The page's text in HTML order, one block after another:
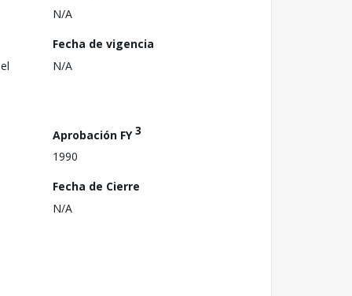
N/A
Fecha de vigencia
N/A
Aprobación FY3
1990
Fecha de Cierre
N/A